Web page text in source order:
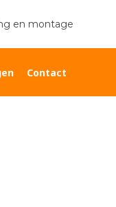
en montage
Contact